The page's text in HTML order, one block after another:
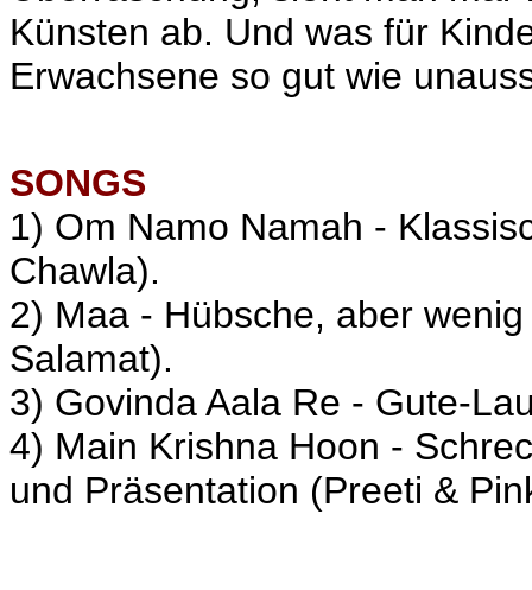
Künsten ab. Und was für
Erwachsene so gut wie
SONGS
1) Om Namo Namah -
Chawla).
2) Maa - Hübsche, aber
Salamat).
3) Govinda Aala Re - Gute-
4) Main Krishna Hoon -
und Präsentation (Preeti &